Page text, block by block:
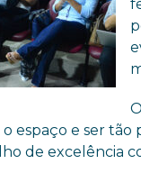
espaço e ser tão
de excelência